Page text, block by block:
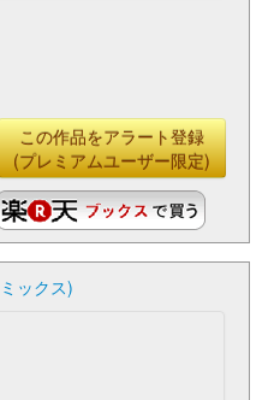
この作品をアラート登録
(プレミアムユーザー限定)
ックス)